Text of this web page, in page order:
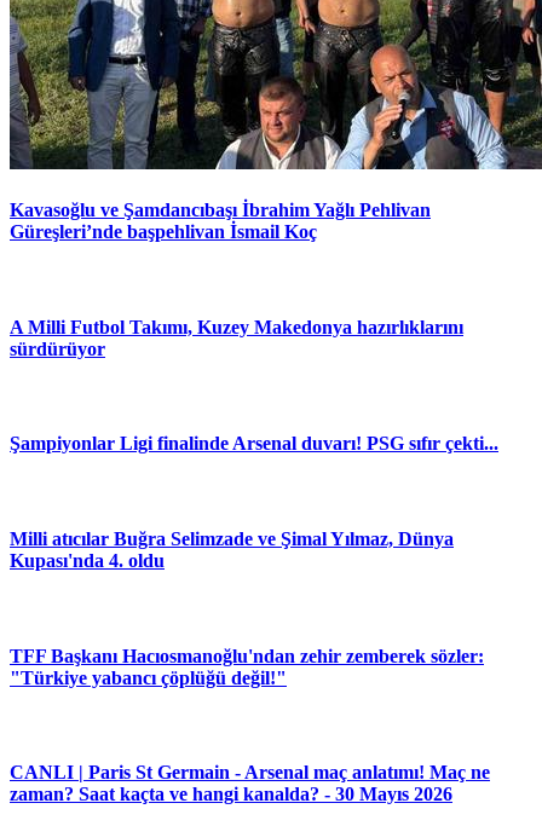
Kavasoğlu ve Şamdancıbaşı İbrahim Yağlı Pehlivan
Güreşleri’nde başpehlivan İsmail Koç
A Milli Futbol Takımı, Kuzey Makedonya hazırlıklarını
sürdürüyor
Şampiyonlar Ligi finalinde Arsenal duvarı! PSG sıfır çekti...
Milli atıcılar Buğra Selimzade ve Şimal Yılmaz, Dünya
Kupası'nda 4. oldu
TFF Başkanı Hacıosmanoğlu'ndan zehir zemberek sözler:
"Türkiye yabancı çöplüğü değil!"
CANLI | Paris St Germain - Arsenal maç anlatımı! Maç ne
zaman? Saat kaçta ve hangi kanalda? - 30 Mayıs 2026